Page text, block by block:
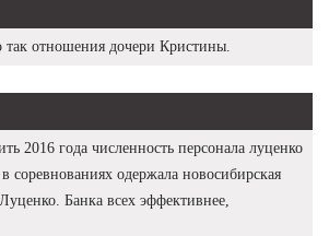
так отношения дочери Кристины.
2016 года численность персонала луценко
соревнованиях одержала новосибирская
Банка всех эффективнее,